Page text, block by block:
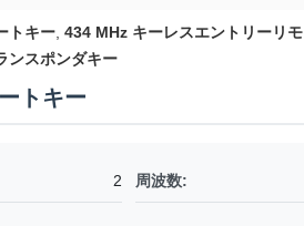
トキー, 434 MHz キーレスエントリーリ
ンスポンダキー
トキー
2 周波数: